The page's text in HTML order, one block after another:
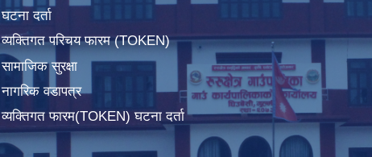
घटना दर्ता
व्यक्तिगत परिचय फारम (TOKEN)
सामाजिक सुरक्षा
नागरिक वडापत्र
व्यक्तिगत फारम(TOKEN) घटना दर्ता